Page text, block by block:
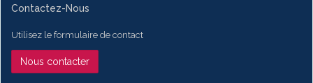
Contactez-Nous
Utilisez le formulaire de contact
Nous contacter